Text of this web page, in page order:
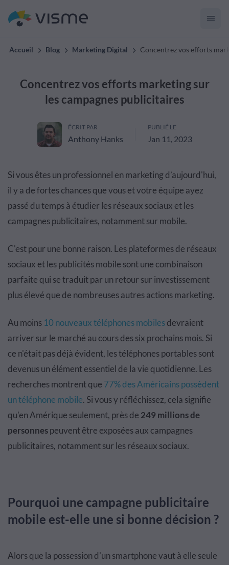
Accueil Blog Marketing Digital Concentrez vos efforts
Concentrez vos efforts marketing sur
les campagnes publicitaires
ÉCRIT PAR
Anthony Hanks
PUBLIÉ LE
Jan 11, 2023
Si vous êtes un professionnel en marketing d’aujourd'hui,
il y a de fortes chances que vous et votre équipe ayez
passé du temps à étudier les réseaux sociaux et les
campagnes publicitaires, notamment sur mobile.
C'est pour une bonne raison. Les plateformes de réseaux
sociaux et les publicités mobile sont une combinaison
parfaite qui se traduit par un retour sur investissement
plus élevé que de nombreuses autres actions marketing.
Au moins 10 nouveaux téléphones mobilesdevraient
arriver sur le marché au cours des six prochains mois. Si
ce n'était pas déjà évident, les téléphones portables sont
devenus un élément essentiel de la vie quotidienne. Les
recherches montrent que 77% des Américains possèdent
un téléphone mobile. Si vous y réfléchissez, cela signifie
qu'en Amérique seulement, près de 249 millions de
personnespeuvent être exposées aux campagnes
publicitaires, notamment sur les réseaux sociaux.
Pourquoi une campagne publicitaire
mobile est-elle une si bonne décision ?
Alors que la possession d'un smartphone vaut à elle seule